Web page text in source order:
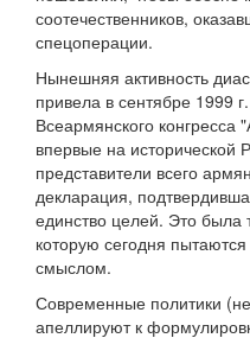
соотечественников,
спецоперации.
Нынешняя активность
привела в сентябре 1999
Всеармянского
впервые на исторической
представители всего
декларация,
единство целей. Это была
которую сегодня
смыслом.
Современные политики
апеллируют к